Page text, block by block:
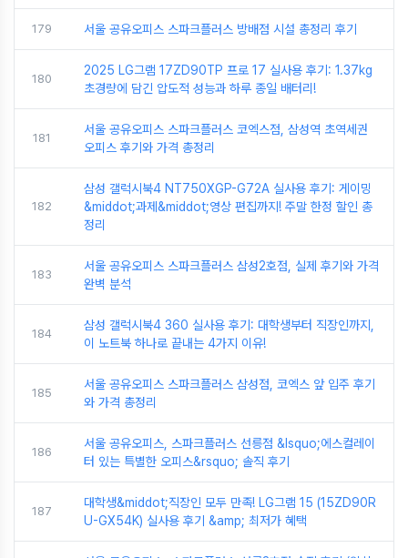
179 서울 공유오피스 스파크플러스 방배점 시설 총정리 후기
180
2025 LG그램 17ZD90TP 프로 17 실사용 후기: 1.37kg
초경량에 담긴 압도적 성능과 하루 종일 배터리!
181
서울 공유오피스 스파크플러스 코엑스점, 삼성역 초역세권
오피스 후기와 가격 총정리
182
삼성 갤럭시북4 NT750XGP-G72A 실사용 후기: 게이밍
&middot;과제&middot;영상 편집까지! 주말 한정 할인 총
정리
183
서울 공유오피스 스파크플러스 삼성2호점, 실제 후기와 가격
완벽 분석
184
삼성 갤럭시북4 360 실사용 후기: 대학생부터 직장인까지,
이 노트북 하나로 끝내는 4가지 이유!
185
서울 공유오피스 스파크플러스 삼성점, 코엑스 앞 입주 후기
와 가격 총정리
186
서울 공유오피스, 스파크플러스 선릉점 &lsquo;에스컬레이
터 있는 특별한 오피스&rsquo; 솔직 후기
187
대학생&middot;직장인 모두 만족! LG그램 15 (15ZD90R
U-GX54K) 실사용 후기 &amp; 최저가 혜택